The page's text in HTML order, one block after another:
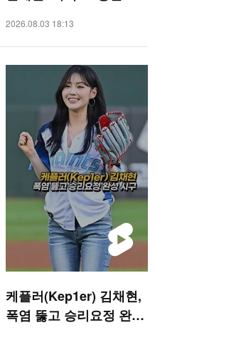
2026.08.03 18:13
케플러(Kep1er) 김채현,
폭염 뚫고 승리요정 완성